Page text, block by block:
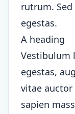
rutrum.
egestas.
A heading
Vestibulum
egestas,
vitae
sapien